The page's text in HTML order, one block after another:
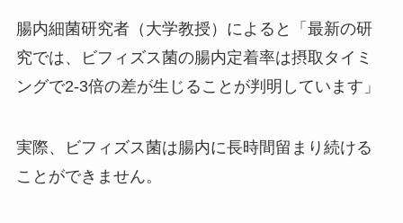
腸内細菌研究者（大学教授）によると「最新の研
究では、ビフィズス菌の腸内定着率は摂取タイミ
ングで2-3倍の差が生じることが判明しています」
実際、ビフィズス菌は腸内に長時間留まり続ける
ことができません。